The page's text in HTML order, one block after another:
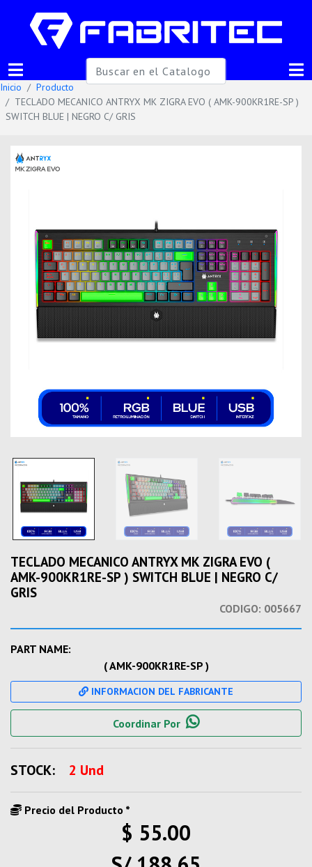
Inicio
Producto
TECLADO MECANICO ANTRYX MK ZIGRA EVO ( AMK-900KR1RE-SP )
SWITCH BLUE | NEGRO C/ GRIS
TECLADO MECANICO ANTRYX MK ZIGRA EVO (
AMK-900KR1RE-SP ) SWITCH BLUE | NEGRO C/
GRIS
CODIGO: 005667
PART NAME:
( AMK-900KR1RE-SP )
INFORMACION DEL FABRICANTE
Coordinar Por
STOCK: 2 Und
Precio del Producto *
$ 55.00